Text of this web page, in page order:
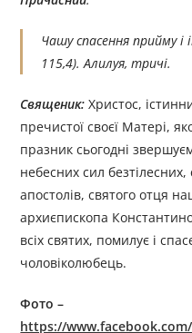
Чашу спасення прийму і
115,4). Алилуя,тричі.
Священик: Христос,
пречистої своєї Матері,
празник сьогодні
небесних сил
апостолів, святого отця
архиєпископа
всіх святих, помилує і
чоловіколюбець.
Фото –
https://